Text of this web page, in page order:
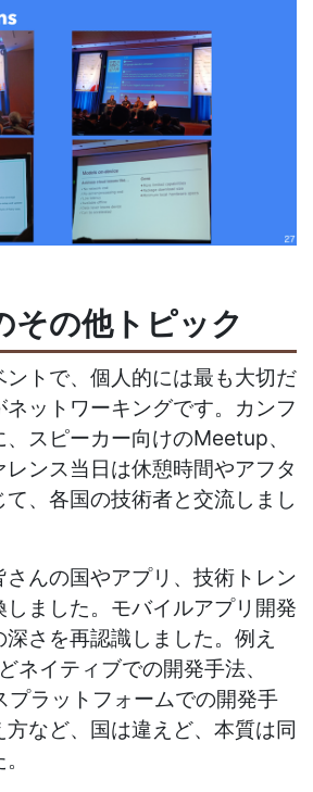
その他トピック
ントで、個人的には最も大切だ
ネットワーキングです。カンフ
スピーカー向けのMeetup、
ンス当日は休憩時間やアフタ
、各国の技術者と交流しまし
んの国やアプリ、技術トレン
しました。モバイルアプリ開発
さを再認識しました。例え
ネイティブでの開発手法、
ラットフォームでの開発手
など、国は違えど、本質は同